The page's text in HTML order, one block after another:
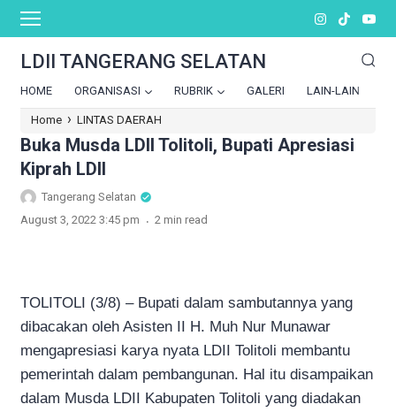
LDII TANGERANG SELATAN
HOME ORGANISASI RUBRIK GALERI LAIN-LAIN
Home › LINTAS DAERAH
Buka Musda LDII Tolitoli, Bupati Apresiasi
Kiprah LDII
Tangerang Selatan
August 3, 2022 3:45 pm . 2 min read
TOLITOLI (3/8) – Bupati dalam sambutannya yang
dibacakan oleh Asisten II H. Muh Nur Munawar
mengapresiasi karya nyata LDII Tolitoli membantu
pemerintah dalam pembangunan. Hal itu disampaikan
dalam Musda LDII Kabupaten Tolitoli yang diadakan